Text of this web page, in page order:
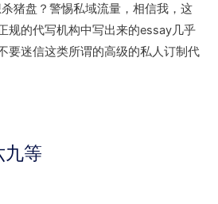
杀猪盘？警惕私域流量，相信我，这
规的代写机构中写出来的essay几乎
要迷信这类所谓的高级的私人订制代
九等